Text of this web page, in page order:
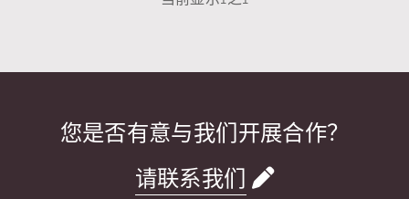
您是否有意与我们开展合作？
请联系我们